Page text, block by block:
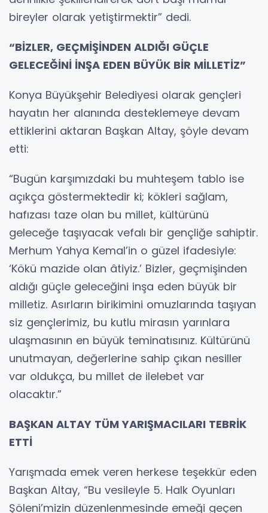
bireyler olarak yetiştirmektir” dedi.
“BİZLER, GEÇMİŞİNDEN ALDIĞI GÜÇLE
GELECEĞİNİ İNŞA EDEN BÜYÜK BİR MİLLETİZ”
Konya Büyükşehir Belediyesi olarak gençleri
hayatın her alanında desteklemeye devam
ettiklerini aktaran Başkan Altay, şöyle devam
etti:
“Bugün karşımızdaki bu muhteşem tablo ise
açıkça göstermektedir ki; kökleri sağlam,
hafızası taze olan bu millet, kültürünü
geleceğe taşıyacak vefalı bir gençliğe sahiptir.
Merhum Yahya Kemal’in o güzel ifadesiyle:
‘Kökü mazide olan âtiyiz.’ Bizler, geçmişinden
aldığı güçle geleceğini inşa eden büyük bir
milletiz. Asırların birikimini omuzlarında taşıyan
siz gençlerimiz, bu kutlu mirasın yarınlara
ulaşmasının en büyük teminatısınız. Kültürünü
unutmayan, değerlerine sahip çıkan nesiller
var oldukça, bu millet de ilelebet var
olacaktır.”
BAŞKAN ALTAY TÜM YARIŞMACILARI TEBRİK
ETTİ
Yarışmada emek veren herkese teşekkür eden
Başkan Altay, “Bu vesileyle 5. Halk Oyunları
Şöleni’mizin düzenlenmesinde emeği geçen